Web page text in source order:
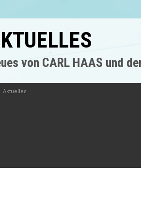
von CARL HAAS und
Aktuelles